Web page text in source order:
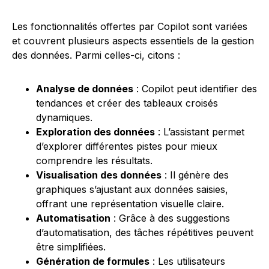
Les fonctionnalités offertes par Copilot sont variées
et couvrent plusieurs aspects essentiels de la gestion
des données. Parmi celles-ci, citons :
Analyse de données : Copilot peut identifier des
tendances et créer des tableaux croisés
dynamiques.
Exploration des données : L’assistant permet
d’explorer différentes pistes pour mieux
comprendre les résultats.
Visualisation des données : Il génère des
graphiques s’ajustant aux données saisies,
offrant une représentation visuelle claire.
Automatisation : Grâce à des suggestions
d’automatisation, des tâches répétitives peuvent
être simplifiées.
Génération de formules : Les utilisateurs